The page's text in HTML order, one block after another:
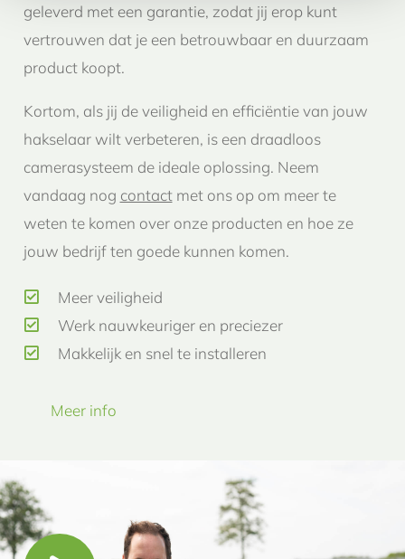
geleverd met een garantie, zodat jij erop kunt
vertrouwen dat je een betrouwbaar en duurzaam
product koopt.
Kortom, als jij de veiligheid en efficiëntie van jouw
hakselaar wilt verbeteren, is een draadloos
camerasysteem de ideale oplossing. Neem
vandaag nog contactmet ons op om meer te
weten te komen over onze producten en hoe ze
jouw bedrijf ten goede kunnen komen.
Meer veiligheid
Werk nauwkeuriger en preciezer
Makkelijk en snel te installeren
Meer info